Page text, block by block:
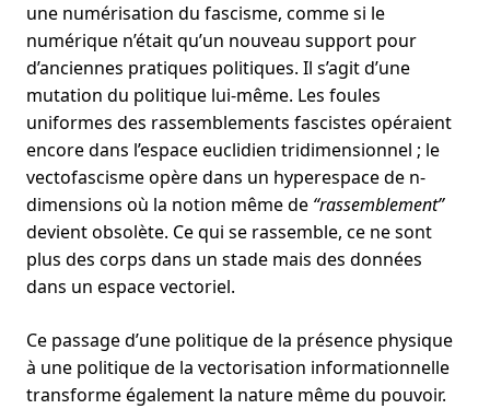
une numérisation du fascisme, comme si le
numérique n’était qu’un nouveau support pour
d’anciennes pratiques politiques. Il s’agit d’une
mutation du politique lui-même. Les foules
uniformes des rassemblements fascistes opéraient
encore dans l’espace euclidien tridimensionnel ; le
vectofascisme opère dans un hyperespace de n-
dimensions où la notion même de “rassemblement”
devient obsolète. Ce qui se rassemble, ce ne sont
plus des corps dans un stade mais des données
dans un espace vectoriel.
Ce passage d’une politique de la présence physique
à une politique de la vectorisation informationnelle
transforme également la nature même du pouvoir.